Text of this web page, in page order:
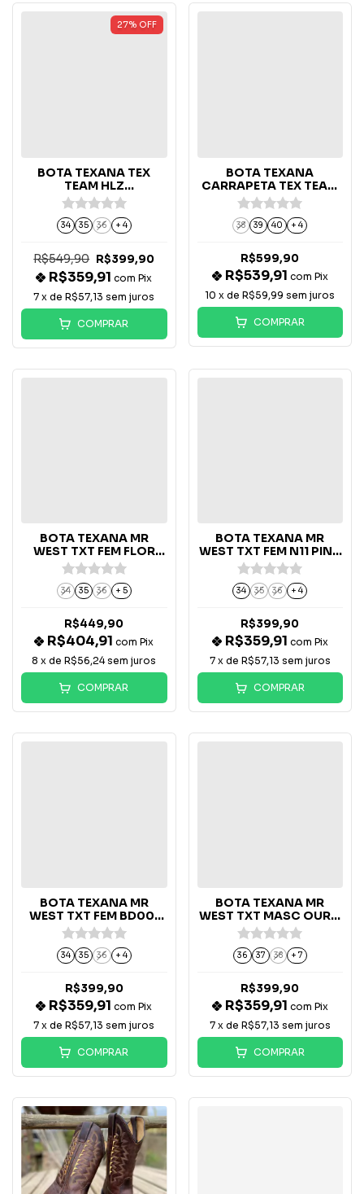
27% OFF
BOTA TEXANA TEX
TEAM HLZ
PRETA/TUQUESA -
4765
34 35 36 + 4
R$549,90 R$399,90
R$359,91com Pix
7 x deR$57,13 sem juros
COMPRAR
BOTA TEXANA
CARRAPETA TEX TEAM
MASCULINA - B-58C
38 39 40 + 4
R$599,90
R$539,91 com Pix
10 x deR$59,99 sem juros
COMPRAR
BOTA TEXANA MR
WEST TXT FEM FLOR
MULT 04 - B77
34 35 36 + 5
R$449,90
R$404,91com Pix
8 x deR$56,24 sem juros
COMPRAR
BOTA TEXANA MR
WEST TXT FEM N11 PINK
- B-36
34 35 36 + 4
R$399,90
R$359,91 com Pix
7 x de R$57,13 sem juros
COMPRAR
BOTA TEXANA MR
WEST TXT FEM BD001
PINK NEON B-36
34 35 36 + 4
R$399,90
R$359,91com Pix
7 x deR$57,13 sem juros
COMPRAR
BOTA TEXANA MR
WEST TXT MASC OURO
2604 - B-75
36 37 38 + 7
R$399,90
R$359,91 com Pix
7 x de R$57,13 sem juros
COMPRAR